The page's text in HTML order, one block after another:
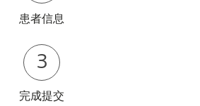
患者信息
3
完成提交